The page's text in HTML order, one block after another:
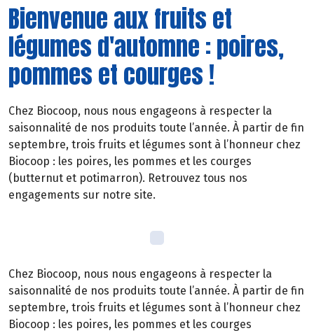
Bienvenue aux fruits et
légumes d'automne : poires,
pommes et courges !
Chez Biocoop, nous nous engageons à respecter la
saisonnalité de nos produits toute l’année. À partir de fin
septembre, trois fruits et légumes sont à l’honneur chez
Biocoop : les poires, les pommes et les courges
(butternut et potimarron). Retrouvez tous nos
engagements sur notre site.
Chez Biocoop, nous nous engageons à respecter la
saisonnalité de nos produits toute l’année. À partir de fin
septembre, trois fruits et légumes sont à l’honneur chez
Biocoop : les poires, les pommes et les courges